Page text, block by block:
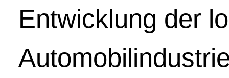
Entwicklung der